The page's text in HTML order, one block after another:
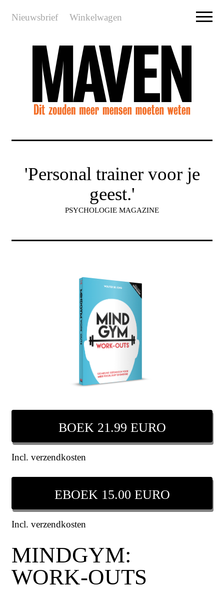
Nieuwsbrief Winkelwagen
'Personal trainer voor je
geest.'
PSYCHOLOGIE MAGAZINE
BOEK 21.99 EURO
Incl. verzendkosten
EBOEK 15.00 EURO
Incl. verzendkosten
MINDGYM:
WORK-OUTS